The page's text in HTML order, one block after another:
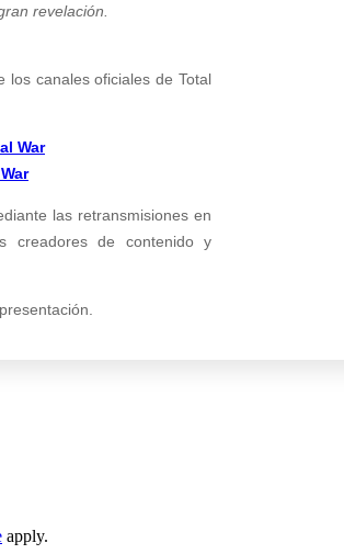
revelación.
los canales oficiales de Total
War
las retransmisiones en
creadores de contenido y
apply.